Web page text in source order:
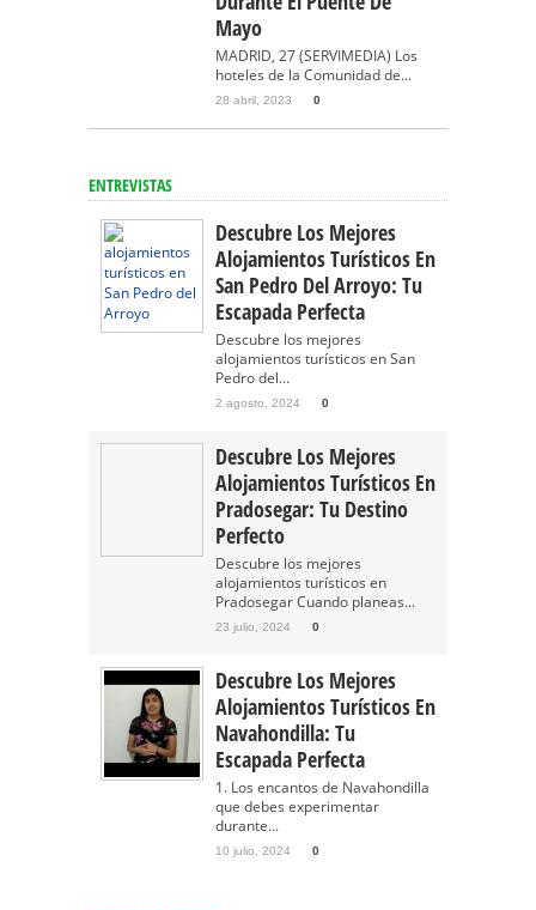
Mayo
MADRID, 27 (SERVIMEDIA) Los
hoteles de la Comunidad de...
28 abril, 2023 0
ENTREVISTAS
Descubre Los Mejores
Alojamientos Turísticos En
San Pedro Del Arroyo: Tu
Escapada Perfecta
Descubre los mejores
alojamientos turísticos en San
Pedro del...
2 agosto, 2024 0
Descubre Los Mejores
Alojamientos Turísticos En
Pradosegar: Tu Destino
Perfecto
Descubre los mejores
alojamientos turísticos en
Pradosegar Cuando planeas...
23 julio, 2024 0
Descubre Los Mejores
Alojamientos Turísticos En
Navahondilla: Tu
Escapada Perfecta
1. Los encantos de Navahondilla
que debes experimentar
durante...
10 julio, 2024 0